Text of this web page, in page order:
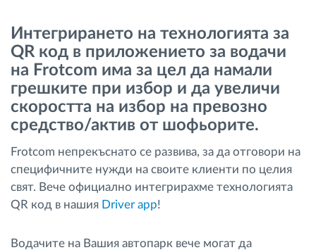
Контрол на достъпа
Управление на горивото
Планиране на маршрути и мониторинг
Автоматична идентификация на шофьора
Разберете за всички функционалности
Интегрирането на технологията за
QR код в приложението за водачи
на Frotcom има за цел да намали
грешките при избор и да увеличи
скоростта на избор на превозно
средство/актив от шофьорите.
Frotcom непрекъснато се развива, за да отговори на
специфичните нужди на своите клиенти по целия
свят. Вече официално интегрирахме технологията
QR код в нашия Driver app!
Водачите на Вашия автопарк вече могат да